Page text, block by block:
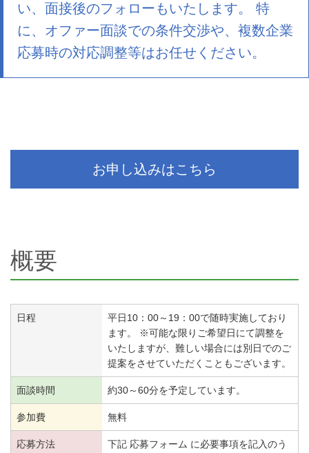
い、面接後のフォローもいたします。 特
に、オファー面談での条件交渉や、複数企業
応募時の対応調整等はお任せください。
お申し込みはこちら
概要
日程
平日10：00～19：00で随時実施しており
ます。 ※可能な限りご希望日にて調整を
いたしますが、難しい場合には別日でのご
提案をさせていただくこともございます。
面談時間 約30～60分を予定しています。
参加費 無料
応募方法
下記 応募フォーム に必要事項を記入のう